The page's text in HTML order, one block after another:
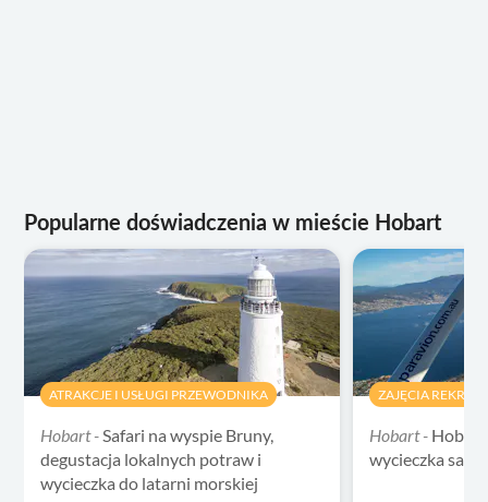
Popularne doświadczenia w mieście Hobart
ATRAKCJE I USŁUGI PRZEWODNIKA
Hobart -Safari na wyspie Bruny,
degustacja lokalnych potraw i
wycieczka do latarni morskiej
ZAJĘCIA
Hobart -
wycieczka